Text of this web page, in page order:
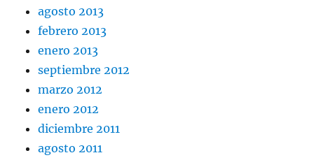
agosto 2013
febrero 2013
enero 2013
septiembre 2012
marzo 2012
enero 2012
diciembre 2011
agosto 2011